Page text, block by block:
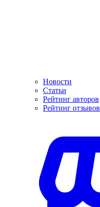
Новости
Статьи
Рейтинг авторов
Рейтинг отзывов